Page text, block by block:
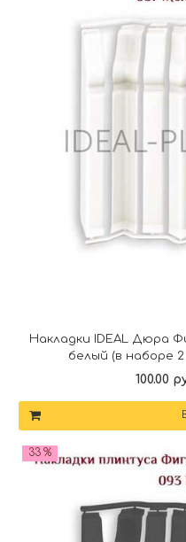
Накладки IDEAL Дюра
белый (в наборе 2
100.00
33 %